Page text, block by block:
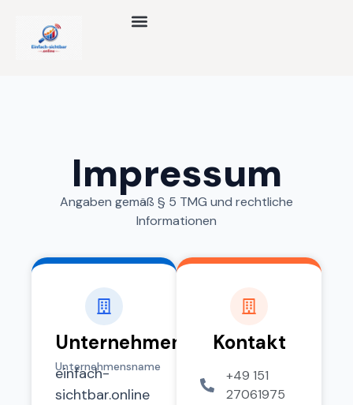
Impressum
Angaben gemäß § 5 TMG und rechtliche
Informationen
Unternehmen
Unternehmensname
einfach-
sichtbar.online
Kontakt
+49 151
27061975